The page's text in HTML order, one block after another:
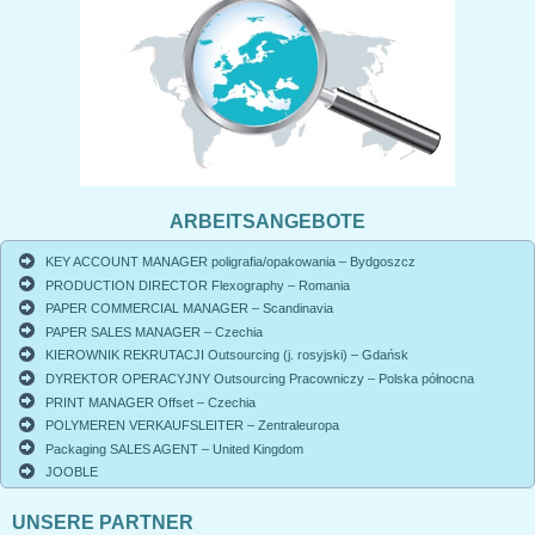
ARBEITSANGEBOTE
KEY ACCOUNT MANAGER poligrafia/opakowania – Bydgoszcz
PRODUCTION DIRECTOR Flexography – Romania
PAPER COMMERCIAL MANAGER – Scandinavia
PAPER SALES MANAGER – Czechia
KIEROWNIK REKRUTACJI Outsourcing (j. rosyjski) – Gdańsk
DYREKTOR OPERACYJNY Outsourcing Pracowniczy – Polska północna
PRINT MANAGER Offset – Czechia
POLYMEREN VERKAUFSLEITER – Zentraleuropa
Packaging SALES AGENT – United Kingdom
JOOBLE
UNSERE PARTNER